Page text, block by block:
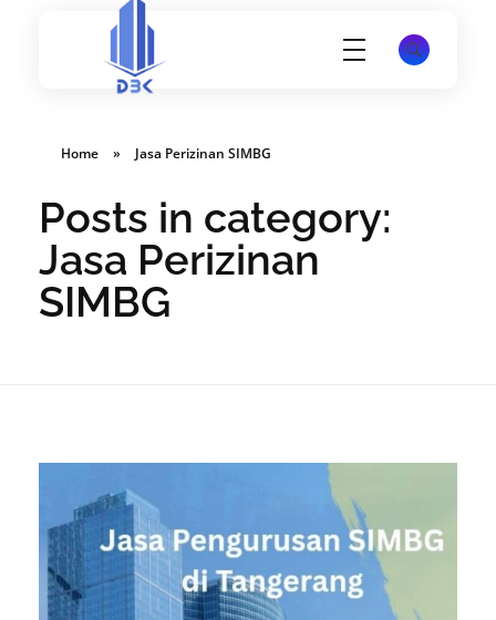
Home » Jasa Perizinan SIMBG
Posts in category:
Jasa Perizinan
SIMBG